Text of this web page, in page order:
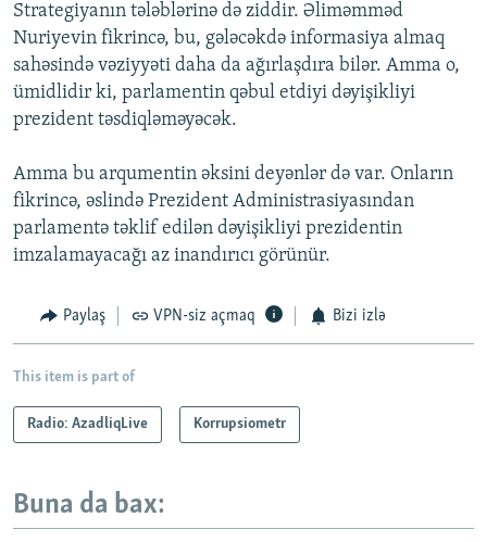
Strategiyanın tələblərinə də ziddir. Əliməmməd
Nuriyevin fikrincə, bu, gələcəkdə informasiya almaq
sahəsində vəziyyəti daha da ağırlaşdıra bilər. Amma o,
ümidlidir ki, parlamentin qəbul etdiyi dəyişikliyi
prezident təsdiqləməyəcək.
Amma bu arqumentin əksini deyənlər də var. Onların
fikrincə, əslində Prezident Administrasiyasından
parlamentə təklif edilən dəyişikliyi prezidentin
imzalamayacağı az inandırıcı görünür.
Paylaş VPN-siz açmaq Bizi izlə
This item is part of
Radio: AzadliqLive Korrupsiometr
Buna da bax: